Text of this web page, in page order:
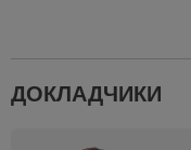
ДОКЛАДЧИКИ